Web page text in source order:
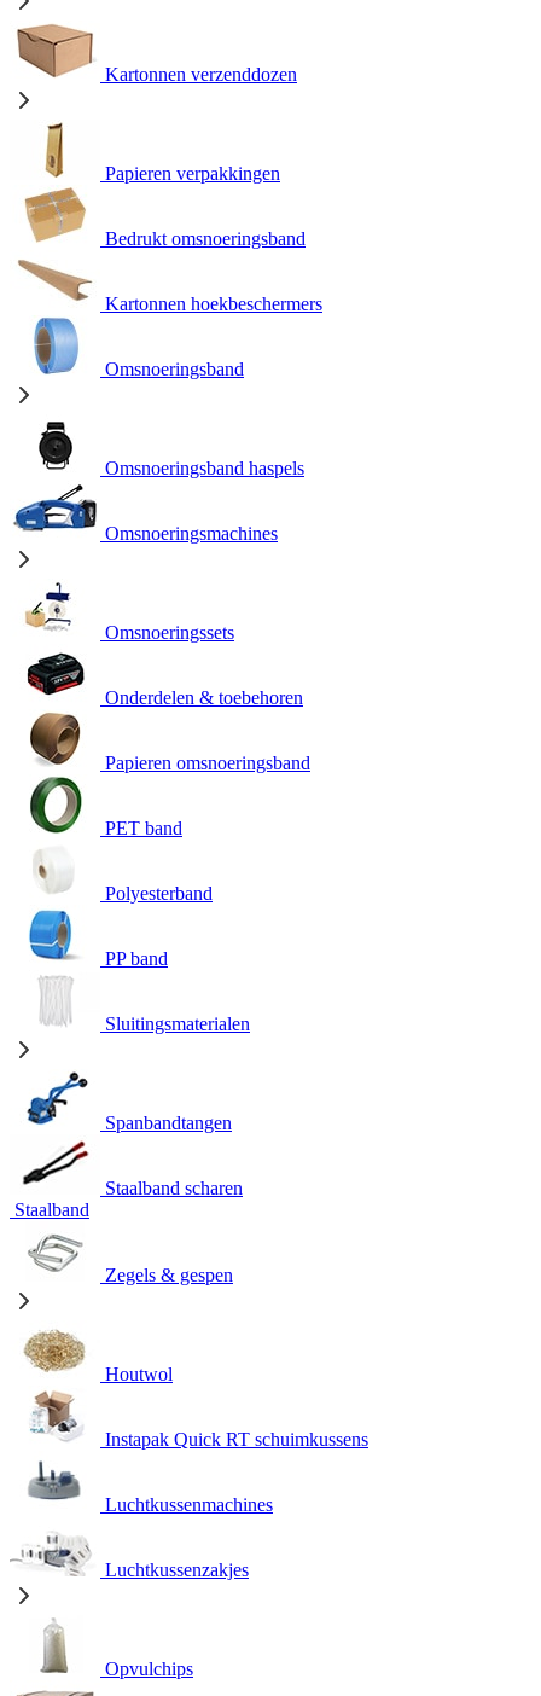
Kartonnen verzenddozen
Papieren verpakkingen
Bedrukt omsnoeringsband
Kartonnen hoekbeschermers
Omsnoeringsband
Omsnoeringsband haspels
Omsnoeringsmachines
Omsnoeringssets
Onderdelen & toebehoren
Papieren omsnoeringsband
PET band
Polyesterband
PP band
Sluitingsmaterialen
Spanbandtangen
Staalband scharen
Staalband
Zegels & gespen
Houtwol
Instapak Quick RT schuimkussens
Luchtkussenmachines
Luchtkussenzakjes
Opvulchips